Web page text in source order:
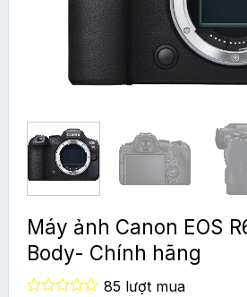
Máy ảnh Canon EOS
Body- Chính hãng
85 lượt mua